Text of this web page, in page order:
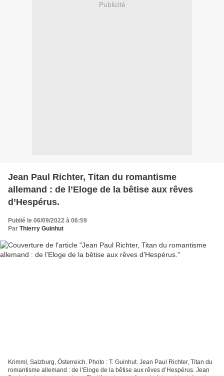
Publicité
Jean Paul Richter, Titan du romantisme
allemand : de l’Eloge de la bêtise aux rêves
d’Hespérus.
Publié le 06/09/2022 à 06:59
Par Thierry Guinhut
Krimml, Salzburg, Österreich. Photo : T. Guinhut. Jean Paul Richter, Titan du
romantisme allemand : de l’Eloge de la bêtise aux rêves d’Hespérus. Jean